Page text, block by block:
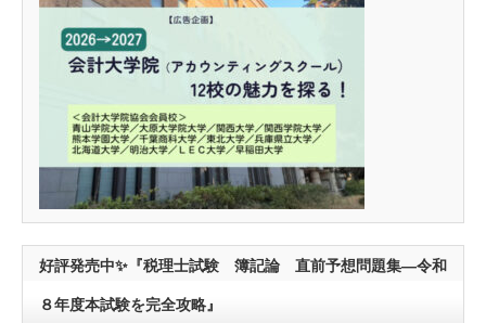
好評発売中✨『税理士試験 簿記論 直前予想問題集―令和
８年度本試験を完全攻略』